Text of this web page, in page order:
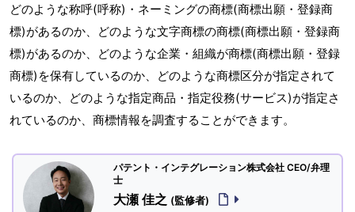
どのような称呼(呼称)・ネーミングの商標(商標出願・登録商
標)があるのか、どのような文字商標の商標(商標出願・登録商
標)があるのか、どのような企業・組織が商標(商標出願・登録
商標)を保有しているのか、どのような商標区分が指定されて
いるのか、どのような指定商品・指定役務(サービス)が指定さ
れているのか、商標情報を調査することができます。
パテント・インテグレーション株式会社 CEO/弁理
士
大瀬 佳之 (監修者)